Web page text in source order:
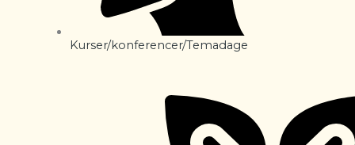
Kurser/konferencer/Temadage